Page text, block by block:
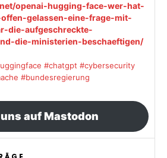
openai-hugging-face-wer-hat-
gelassen-eine-frage-mit-
die-aufgeschreckte-
die-ministerien-beschaeftigen/
#chatgpt #cybersecurity
#bundesregierung
auf Mastodon